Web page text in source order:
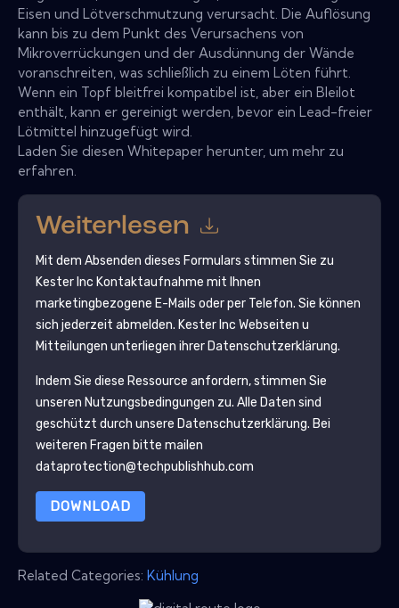
Eisen und Lötverschmutzung verursacht. Die Auflösung
kann bis zu dem Punkt des Verursachens von
Mikroverrückungen und der Ausdünnung der Wände
voranschreiten, was schließlich zu einem Löten führt.
Wenn ein Topf bleitfrei kompatibel ist, aber ein Bleilot
enthält, kann er gereinigt werden, bevor ein Lead-freier
Lötmittel hinzugefügt wird.
Laden Sie diesen Whitepaper herunter, um mehr zu
erfahren.
Weiterlesen
Mit dem Absenden dieses Formulars stimmen Sie zu
Kester Inc Kontaktaufnahme mit Ihnen
marketingbezogene E-Mails oder per Telefon. Sie können
sich jederzeit abmelden. Kester Inc Webseiten u
Mitteilungen unterliegen ihrer Datenschutzerklärung.
Indem Sie diese Ressource anfordern, stimmen Sie
unseren Nutzungsbedingungen zu. Alle Daten sind
geschützt durch unsere Datenschutzerklärung. Bei
weiteren Fragen bitte mailen
dataprotection@techpublishhub.com
DOWNLOAD
Related Categories: Kühlung